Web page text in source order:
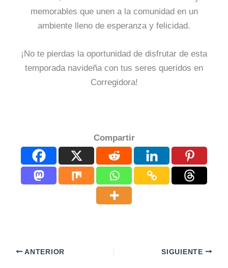
memorables que unen a la comunidad en un
ambiente lleno de esperanza y felicidad.
¡No te pierdas la oportunidad de disfrutar de esta
temporada navideña con tus seres queridos en
Corregidora!
Compartir
ANTERIOR SIGUIENTE